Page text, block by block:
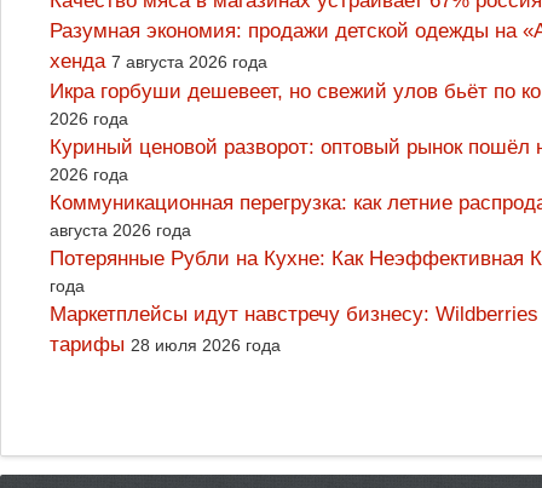
Разумная экономия: продажи детской одежды на
хенда 7 августа 2026 года
Икра горбуши дешевеет, но свежий улов бьёт по
2026 года
Куриный ценовой разворот: оптовый рынок
2026 года
Коммуникационная перегрузка: как летние
августа 2026 года
Потерянные Рубли на Кухне: Как
года
Маркетплейсы идут навстречу бизнесу:
тарифы 28 июля 2026 года